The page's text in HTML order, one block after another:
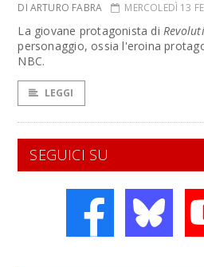
DI ARTURO FABRA MERCOLEDÌ 13
La giovane protagonista di
personaggio, ossia l'eroina
NBC.
LEGGI
SEGUICI SU